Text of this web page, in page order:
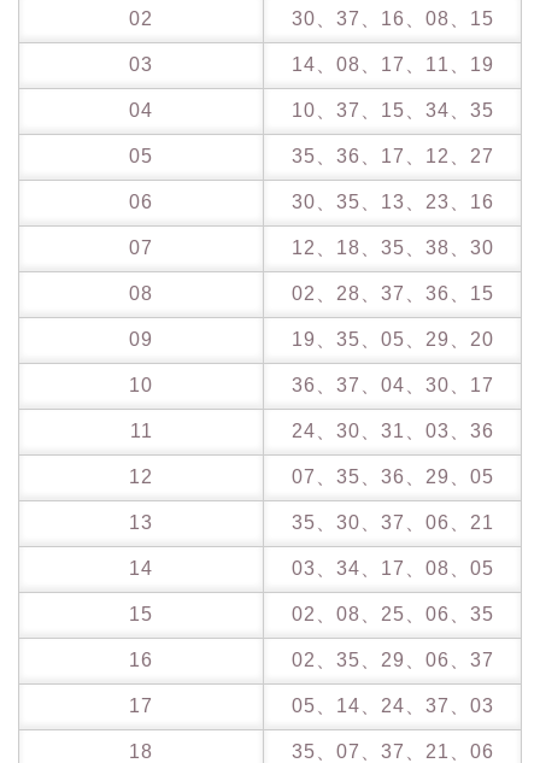
02 30、37、16、08、15
03 14、08、17、11、19
04 10、37、15、34、35
05 35、36、17、12、27
06 30、35、13、23、16
07 12、18、35、38、30
08 02、28、37、36、15
09 19、35、05、29、20
10 36、37、04、30、17
11 24、30、31、03、36
12 07、35、36、29、05
13 35、30、37、06、21
14 03、34、17、08、05
15 02、08、25、06、35
16 02、35、29、06、37
17 05、14、24、37、03
18 35、07、37、21、06